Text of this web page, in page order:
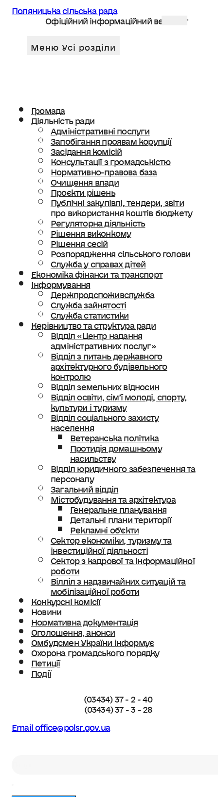
Поляницька сільська рада
Офіційний інформаційний веб сайт
Громада
Діяльність ради
Адміністративні послуги
Запобігання проявам корупції
Засідання комісій
Консультації з громадськістю
Нормативно-правова база
Очищення влади
Проєкти рішень
Публічні закупівлі, тендери, звіти
про використання коштів бюджету
Регуляторна діяльність
Рішення виконкому
Рішення сесій
Розпорядження сільського голови
Служба у справах дітей
Економіка фінанси та транспорт
Інформування
Держпродспоживслужба
Служба зайнятості
Служба статистики
Керівництво та структура ради
Відділ «Центр надання
адміністративних послуг»
Відділ з питань державного
архітектурного будівельного
контролю
Відділ земельних відносин
Відділ освіти, сімʼї молоді, спорту,
культури і туризму
Відділ соціального захисту
населення
Ветеранська політика
Протидія домашньому
насильству
Відділ юридичного забезпечення та
персоналу
Загальний відділ
Містобудування та архітектура
Генеральне планування
Детальні плани території
Рекламні об’єкти
Сектор економіки, туризму та
інвестиційної діяльності
Сектор з кадрової та інформаційної
роботи
Вілліл з надзвичайних ситуацій та
мобілізаційної роботи
Конкурсні комісії
Новини
Нормативна документація
Оголошення, анонси
Омбудсмен України інформує
Охорона громадського порядку
Петиції
Події
(03434) 37 - 2 - 40
(03434) 37 - 3 - 28
Email office@polsr.gov.ua